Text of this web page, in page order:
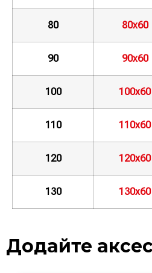
80 80х60
90 90х60
100 100х60
110 110х60
120 120х60
130 130х60
Додайте